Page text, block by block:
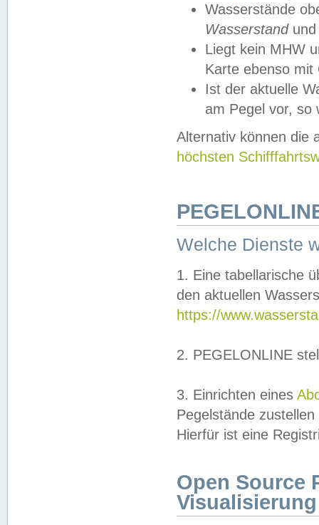
Wasserstände
Wasserstandund
Liegt kein MHW
Karte ebenso mit
Ist der aktuelle
am Pegel vor,
Alternativ können die
höchsten
Welche Dienste
1. Eine tabellarische
den aktuellen
https://
2. PEGELONLINE
3. Einrichten eines
Pegelstände
Hierfür ist eine
Open Source
Visualisierung